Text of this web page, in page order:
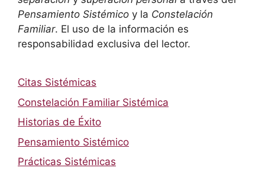
Pensamiento Sistémico y la Constelación
Familiar. El uso de la información es
responsabilidad exclusiva del lector.
Citas Sistémicas
Constelación Familiar Sistémica
Historias de Éxito
Pensamiento Sistémico
Prácticas Sistémicas